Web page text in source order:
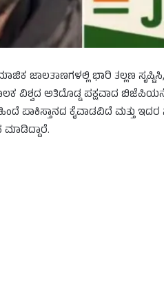
ಜಾಲತಾಣಗಳಲ್ಲಿ ಭಾರಿ ತಲ್ಲಣ
ಅತಿದೊಡ್ಡ ಪಕ್ಷವಾದ ಬಿಜೆಪಿಯನ್ನೇ
ಪಾಕಿಸ್ತಾನದ ಕೈವಾಡವಿದೆ ಮತ್ತು